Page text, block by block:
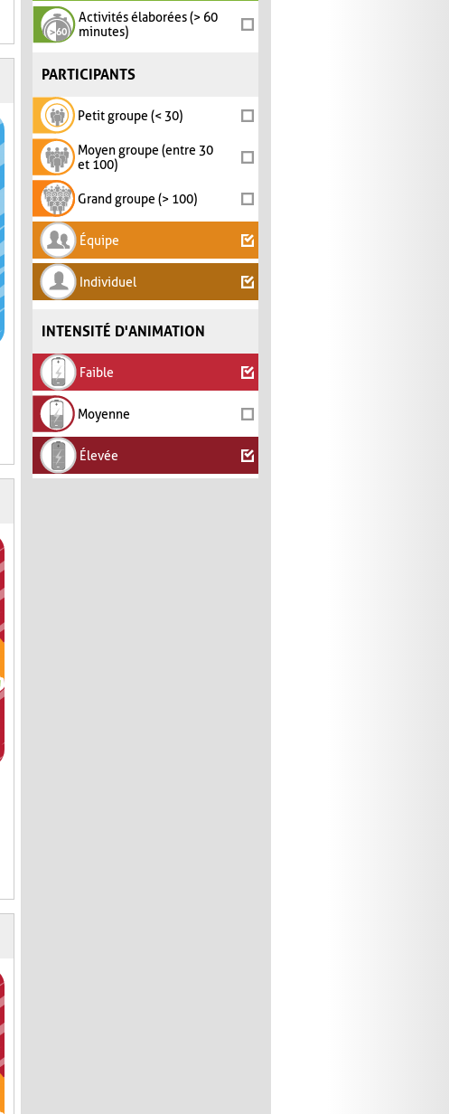
Activités élaborées (> 60
minutes)
PARTICIPANTS
Petit groupe (< 30)
Moyen groupe (entre 30
et 100)
Grand groupe (> 100)
Équipe
Individuel
INTENSITÉ D'ANIMATION
Faible
Moyenne
Élevée